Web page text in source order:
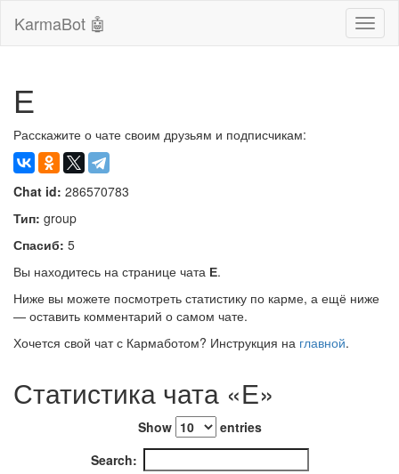
KarmaBot 🤖
Е
Расскажите о чате своим друзьям и подписчикам:
Chat id: 286570783
Тип: group
Спасиб: 5
Вы находитесь на странице чата Е.
Ниже вы можете посмотреть статистику по карме, а ещё ниже
— оставить комментарий о самом чате.
Хочется свой чат с Кармаботом? Инструкция на главной.
Статистика чата «Е»
Show
entries
Search: